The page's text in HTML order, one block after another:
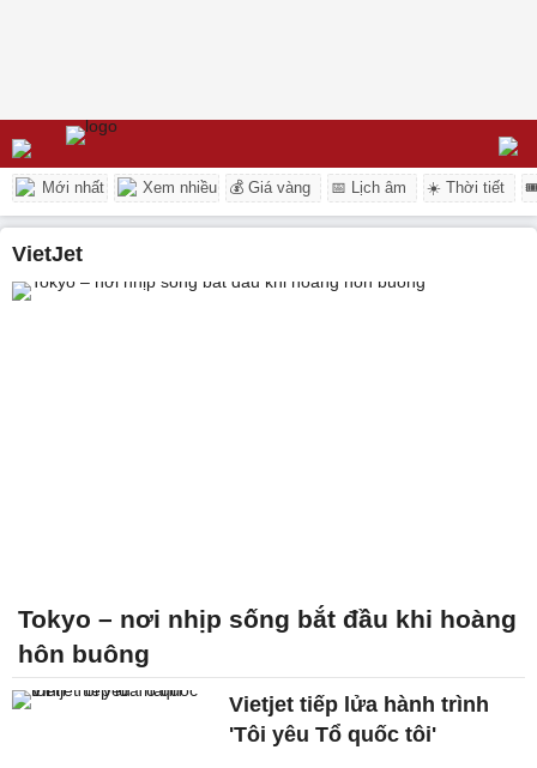
Mới nhất Xem nhiều 💰 Giá vàng 📅 Lịch âm ☀️ Thời tiết
VietJet
Tokyo – nơi nhịp sống bắt đầu khi hoàng
hôn buông
Vietjet tiếp lửa hành trình
'Tôi yêu Tổ quốc tôi'